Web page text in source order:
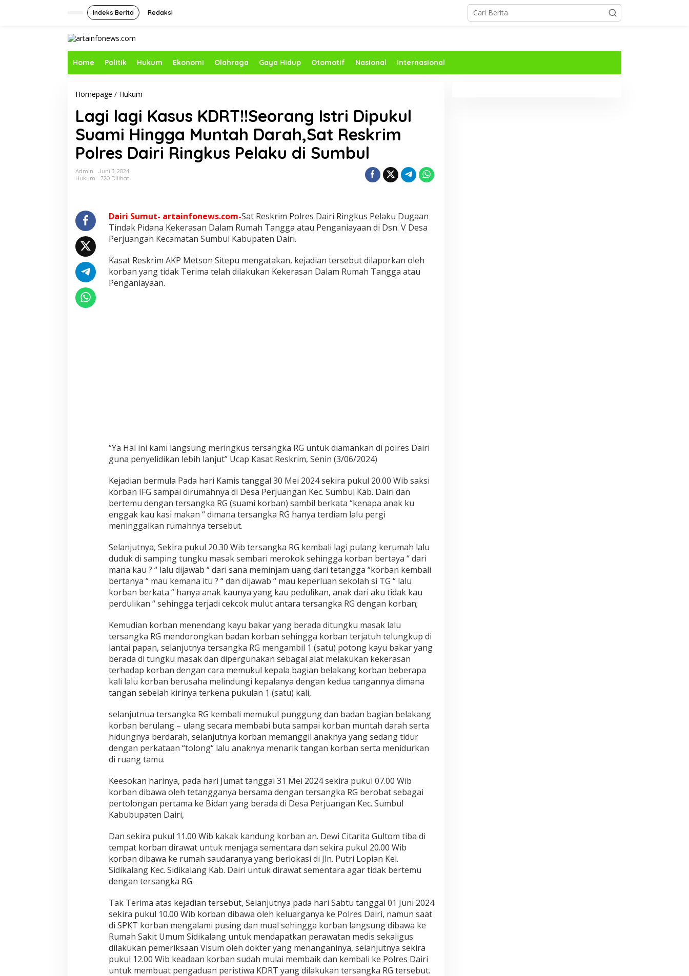
Indeks Berita Redaksi
Home Politik Hukum Ekonomi Olahraga Gaya Hidup Otomotif Nasional Internasional
Homepage / Hukum
l
a
g
i
K
D
R
T
!
S
o
S
u
a
H
n
g
g
M
u
n
t
a
h
D
a
h
,
S
t
R
e
k
i
m
P
o
e
s
D
a
i
R
i
n
g
k
s
P
e
l
a
k
u
d
Lagi lagi Kasus KDRT!!Seorang Istri Dipukul
Suami Hingga Muntah Darah,Sat Reskrim
Polres Dairi Ringkus Pelaku di Sumbul
Admin
Juni 3, 2024
Hukum
720 Dilihat
Dairi Sumut- artainfonews.com-Sat Reskrim Polres Dairi Ringkus Pelaku Dugaan
Tindak Pidana Kekerasan Dalam Rumah Tangga atau Penganiayaan di Dsn. V Desa
Perjuangan Kecamatan Sumbul Kabupaten Dairi.
Kasat Reskrim AKP Metson Sitepu mengatakan, kejadian tersebut dilaporkan oleh
korban yang tidak Terima telah dilakukan Kekerasan Dalam Rumah Tangga atau
Penganiayaan.
“Ya Hal ini kami langsung meringkus tersangka RG untuk diamankan di polres Dairi
guna penyelidikan lebih lanjut” Ucap Kasat Reskrim, Senin (3/06/2024)
Kejadian bermula Pada hari Kamis tanggal 30 Mei 2024 sekira pukul 20.00 Wib saksi
korban IFG sampai dirumahnya di Desa Perjuangan Kec. Sumbul Kab. Dairi dan
bertemu dengan tersangka RG (suami korban) sambil berkata “kenapa anak ku
enggak kau kasi makan “ dimana tersangka RG hanya terdiam lalu pergi
meninggalkan rumahnya tersebut.
Selanjutnya, Sekira pukul 20.30 Wib tersangka RG kembali lagi pulang kerumah lalu
duduk di samping tungku masak sembari merokok sehingga korban bertaya “ dari
mana kau ? “ lalu dijawab “ dari sana meminjam uang dari tetangga “korban kembali
bertanya “ mau kemana itu ? “ dan dijawab “ mau keperluan sekolah si TG “ lalu
korban berkata “ hanya anak kaunya yang kau pedulikan, anak dari aku tidak kau
perdulikan “ sehingga terjadi cekcok mulut antara tersangka RG dengan korban;
Kemudian korban menendang kayu bakar yang berada ditungku masak lalu
tersangka RG mendorongkan badan korban sehingga korban terjatuh telungkup di
lantai papan, selanjutnya tersangka RG mengambil 1 (satu) potong kayu bakar yang
berada di tungku masak dan dipergunakan sebagai alat melakukan kekerasan
terhadap korban dengan cara memukul kepala bagian belakang korban beberapa
kali lalu korban berusaha melindungi kepalanya dengan kedua tangannya dimana
tangan sebelah kirinya terkena pukulan 1 (satu) kali,
selanjutnua tersangka RG kembali memukul punggung dan badan bagian belakang
korban berulang – ulang secara membabi buta sampai korban muntah darah serta
hidungnya berdarah, selanjutnya korban memanggil anaknya yang sedang tidur
dengan perkataan “tolong“ lalu anaknya menarik tangan korban serta menidurkan
di ruang tamu.
Keesokan harinya, pada hari Jumat tanggal 31 Mei 2024 sekira pukul 07.00 Wib
korban dibawa oleh tetangganya bersama dengan tersangka RG berobat sebagai
pertolongan pertama ke Bidan yang berada di Desa Perjuangan Kec. Sumbul
Kabubupaten Dairi,
Dan sekira pukul 11.00 Wib kakak kandung korban an. Dewi Citarita Gultom tiba di
tempat korban dirawat untuk menjaga sementara dan sekira pukul 20.00 Wib
korban dibawa ke rumah saudaranya yang berlokasi di Jln. Putri Lopian Kel.
Sidikalang Kec. Sidikalang Kab. Dairi untuk dirawat sementara agar tidak bertemu
dengan tersangka RG.
Tak Terima atas kejadian tersebut, Selanjutnya pada hari Sabtu tanggal 01 Juni 2024
sekira pukul 10.00 Wib korban dibawa oleh keluarganya ke Polres Dairi, namun saat
di SPKT korban mengalami pusing dan mual sehingga korban langsung dibawa ke
Rumah Sakit Umum Sidikalang untuk mendapatkan perawatan medis sekaligus
dilakukan pemeriksaan Visum oleh dokter yang menanganinya, selanjutnya sekira
pukul 12.00 Wib keadaan korban sudah mulai membaik dan kembali ke Polres Dairi
untuk membuat pengaduan peristiwa KDRT yang dilakukan tersangka RG tersebut.